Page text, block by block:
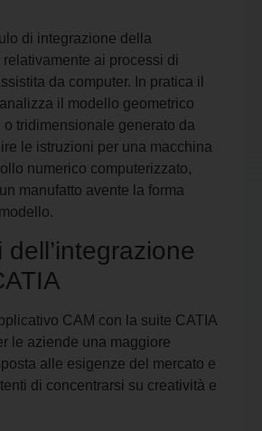
di integrazione della
ai processi di
da computer. In pratica il
analizza il modello geometrico
o tridimensionale generato da
le istruzioni per una macchina
numerico computerizzato,
manufatto avente la forma
CAM con la suite CATIA
le aziende una maggiore
alle esigenze del mercato e
di concentrarsi su creatività e